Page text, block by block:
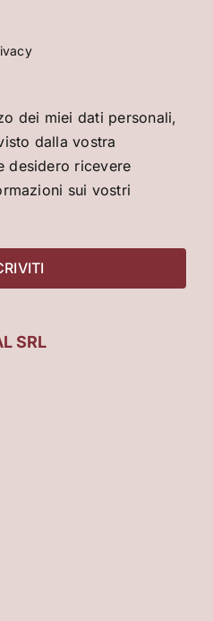
dei miei dati personali,
dalla vostra
desidero ricevere
sui vostri
SRL